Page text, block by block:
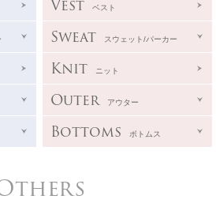
Vest ベスト
Sweat スウェット/パーカー
Knit ニット
Outer アウター
Bottoms ボトムス